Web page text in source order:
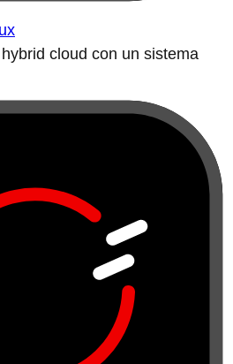
cloud con un sistema